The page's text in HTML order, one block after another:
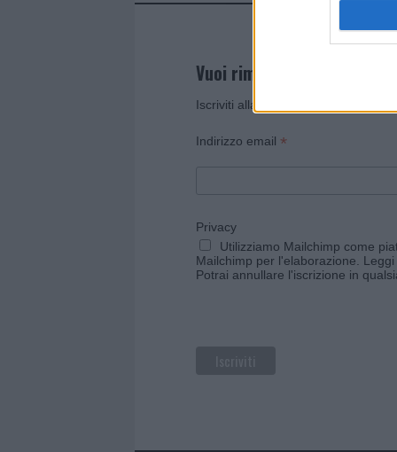
Vuoi rimanere sempre
Iscriviti alla newsletter di Gallura
Indirizzo email *
Privacy
Utilizziamo Mailchimp come
Mailchimp per l'elaborazione.
Potrai annullare l'iscrizione in